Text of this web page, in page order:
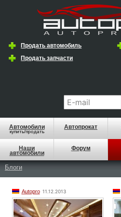
Продать автомобиль
Продать запчасти
Автомобили
купить/продать
Автопрокат
Наши
автомобили
Форум
Блоги
Autopro 11.12.2013